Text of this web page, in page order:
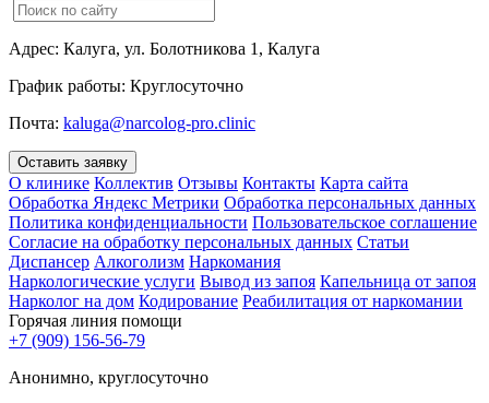
Адрес: Калуга, ул. Болотникова 1, Калуга
График работы: Круглосуточно
Почта: kaluga@narcolog-pro.clinic
Оставить заявку
О клинике Коллектив Отзывы Контакты Карта сайта
Обработка Яндекс Метрики Обработка персональных данных
Политика конфиденциальности Пользовательское соглашение
Согласие на обработку персональных данных Статьи
Диспансер Алкоголизм Наркомания
Наркологические услуги Вывод из запоя Капельница от запоя
Нарколог на дом Кодирование Реабилитация от наркомании
Горячая линия помощи
+7 (909) 156-56-79
Анонимно, круглосуточно